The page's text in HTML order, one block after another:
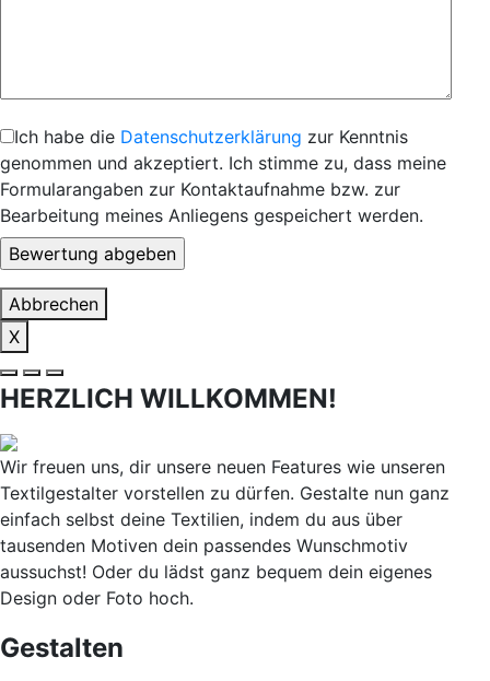
Ich habe die Datenschutzerklärung zur Kenntnis
genommen und akzeptiert. Ich stimme zu, dass meine
Formularangaben zur Kontaktaufnahme bzw. zur
Bearbeitung meines Anliegens gespeichert werden.
Abbrechen
X
HERZLICH WILLKOMMEN!
Wir freuen uns, dir unsere neuen Features wie unseren
Textilgestalter vorstellen zu dürfen. Gestalte nun ganz
einfach selbst deine Textilien, indem du aus über
tausenden Motiven dein passendes Wunschmotiv
aussuchst! Oder du lädst ganz bequem dein eigenes
Design oder Foto hoch.
Gestalten